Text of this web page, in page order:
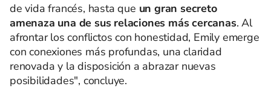
de vida francés, hasta que un gran secreto
amenaza una de sus relaciones más cercanas. Al
afrontar los conflictos con honestidad, Emily emerge
con conexiones más profundas, una claridad
renovada y la disposición a abrazar nuevas
posibilidades", concluye.